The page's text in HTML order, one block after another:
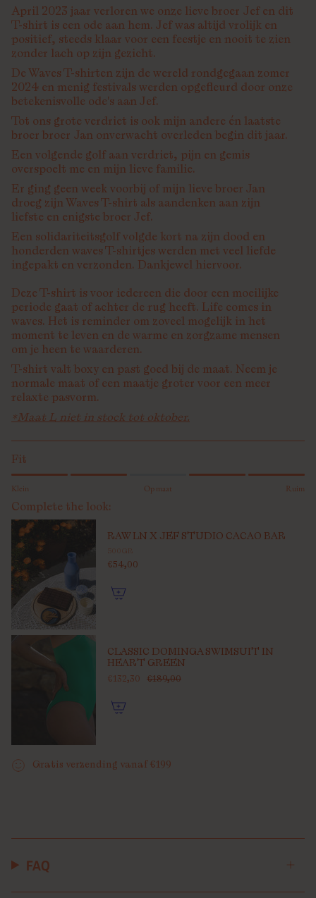
April 2023 jaar verloren we onze lieve broer Jef en dit
T-shirt is een ode aan hem. Jef was altijd vrolijk en
positief, steeds klaar voor een feestje en nooit te zien
zonder lach op zijn gezicht.
De Waves T-shirten zijn de wereld rondgegaan zomer
2024 en menig festivals werden opgefleurd door onze
betekenisvolle ode's aan Jef.
Tot ons grote verdriet is ook mijn andere én laatste
broer broer Jan onverwacht overleden begin dit jaar.
Een volgende golf aan verdriet, pijn en gemis
overspoelt me en mijn lieve familie.
Er ging geen week voorbij of mijn lieve broer Jan
droeg zijn Waves T-shirt als aandenken aan zijn
liefste en enigste broer Jef.
Een solidariteitsgolf volgde kort na zijn dood en
honderden waves T-shirtjes werden met veel liefde
ingepakt en verzonden. Dankjewel hiervoor.
Deze T-shirt is voor iedereen die door een moeilijke
periode gaat of achter de rug heeft. Life comes in
waves. Het is reminder om zoveel mogelijk in het
moment te leven en de warme en zorgzame mensen
om je heen te waarderen.
T-shirt valt boxy en past goed bij de maat. Neem je
normale maat of een maatje groter voor een meer
relaxte pasvorm.
*Maat L niet in stock tot oktober.
Fit
Klein Op maat Ruim
Complete the look:
RAW LN X JEF STUDIO CACAO BAR
500GR
€54,00
CLASSIC DOMINGA SWIMSUIT IN
HEART GREEN
€132,30 €189,00
Gratis verzending vanaf €199
FAQ